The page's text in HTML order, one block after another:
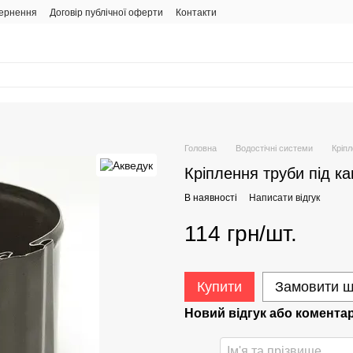
Договір публічної оферти Контакти
Головна Водостічні системи
Кріплення труби під
В наявності Написати відгук
114 грн/шт.
Купити Замовити
Новий відгук або